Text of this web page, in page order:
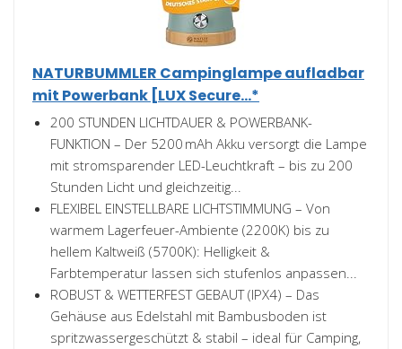
NATURBUMMLER Campinglampe aufladbar
mit Powerbank [LUX Secure...*
200 STUNDEN LICHTDAUER & POWERBANK-
FUNKTION – Der 5200 mAh Akku versorgt die Lampe
mit stromsparender LED-Leuchtkraft – bis zu 200
Stunden Licht und gleichzeitig...
FLEXIBEL EINSTELLBARE LICHTSTIMMUNG – Von
warmem Lagerfeuer-Ambiente (2200K) bis zu
hellem Kaltweiß (5700K): Helligkeit &
Farbtemperatur lassen sich stufenlos anpassen...
ROBUST & WETTERFEST GEBAUT (IPX4) – Das
Gehäuse aus Edelstahl mit Bambusboden ist
spritzwassergeschützt & stabil – ideal für Camping,